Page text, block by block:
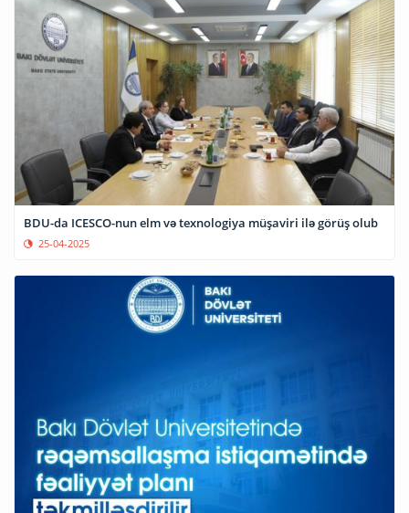
BDU-da ICESCO-nun elm və texnologiya müşaviri ilə görüş olub
25-04-2025